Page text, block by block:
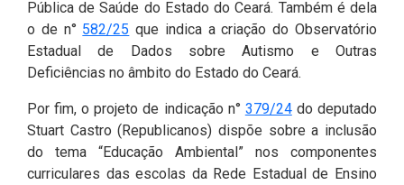
Pública de Saúde do Estado do Ceará. Também é dela
o de n° 582/25 que indica a criação do Observatório
Estadual de Dados sobre Autismo e Outras
Deficiências no âmbito do Estado do Ceará.
Por fim, o projeto de indicação n° 379/24do deputado
Stuart Castro (Republicanos) dispõe sobre a inclusão
do tema “Educação Ambiental” nos componentes
curriculares das escolas da Rede Estadual de Ensino